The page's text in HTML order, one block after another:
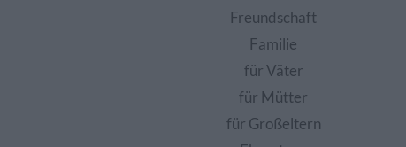
Freundschaft
Familie
für Väter
für Mütter
für Großeltern